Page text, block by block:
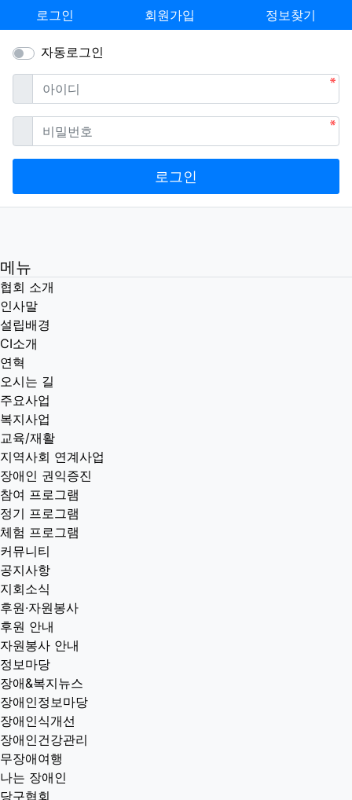
로그인
회원가입 정보찾기
자동로그인
아이디필수
비밀번호필수
로그인
메뉴
협회 소개
인사말
설립배경
CI소개
연혁
오시는 길
주요사업
복지사업
교육/재활
지역사회 연계사업
장애인 권익증진
참여 프로그램
정기 프로그램
체험 프로그램
커뮤니티
공지사항
지회소식
후원·자원봉사
후원 안내
자원봉사 안내
정보마당
장애&복지뉴스
장애인정보마당
장애인식개선
장애인건강관리
무장애여행
나는 장애인
당구협회